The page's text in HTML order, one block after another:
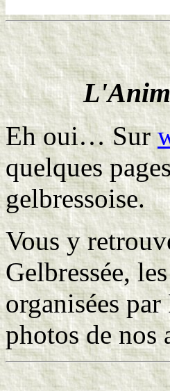
Eh oui… Sur
quelques
gelbressoise.
Vous y
Gelbressée,
organisées
photos de nos